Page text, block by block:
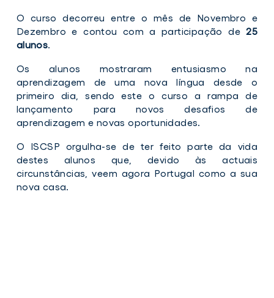
de
O curso decorreu entre o mês de Novembro e
Dezembro e contou com a participação de25
alunos.
Os alunos mostraram entusiasmo na
aprendizagem de uma nova língua desde o
primeiro dia, sendo este o curso a rampa de
lançamento para novos desafios de
aprendizagem e novas oportunidades.
O ISCSP orgulha-se de ter feito parte da vida
destes alunos que, devido às actuais
circunstâncias, veem agora Portugal como a sua
nova casa.